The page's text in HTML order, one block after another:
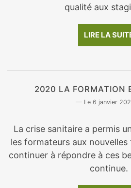
qualité aux
LIRE LA
2020 LA FORMATION
6 janvier
La crise sanitaire a permis
les formateurs aux
continuer à répondre à ces
continue.